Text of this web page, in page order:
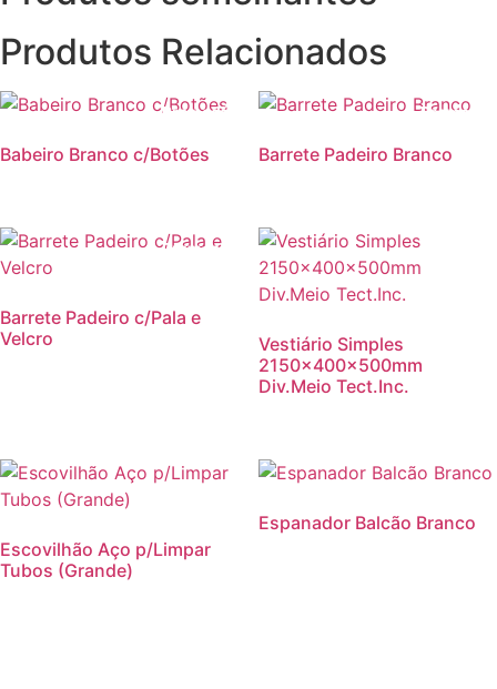
Produtos Relacionados
Promoção!
Babeiro Branco c/Botões Barrete Padeiro Branco
Promoção!
Barrete Padeiro c/Pala e
Velcro
Vestiário Simples
2150x400x500mm
Div.Meio Tect.Inc.
Escovilhão Aço p/Limpar
Tubos (Grande)
Espanador Balcão Branco